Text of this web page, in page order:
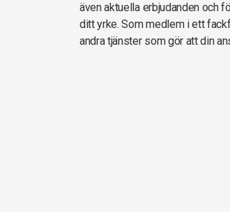
även aktuella erbjudanden och
ditt yrke. Som medlem i ett
andra tjänster som gör att din